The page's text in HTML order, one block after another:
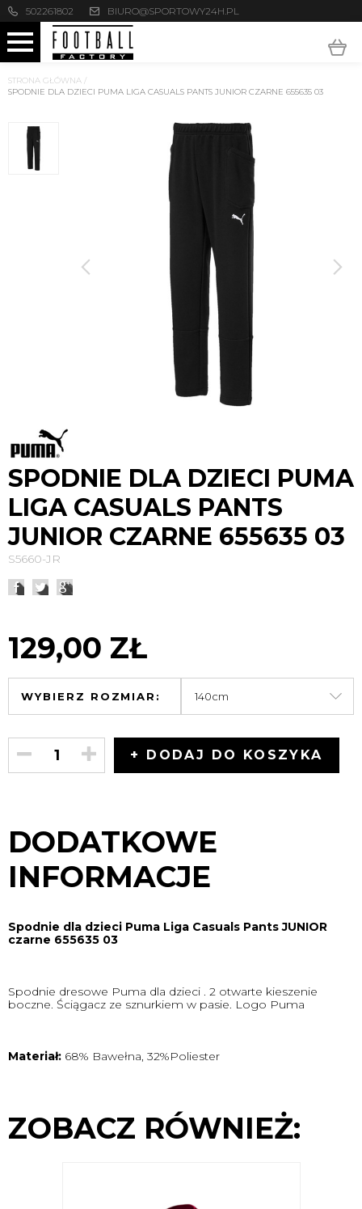
502261802 BIURO@SPORTOWY24H.PL
STRONA GŁÓWNA /
SPODNIE DLA DZIECI PUMA LIGA CASUALS PANTS JUNIOR CZARNE 655635 03
SPODNIE DLA DZIECI PUMA
LIGA CASUALS PANTS
JUNIOR CZARNE 655635 03
S5660-JR
129,00 ZŁ
WYBIERZ ROZMIAR:
+ DODAJ DO KOSZYKA
DODATKOWE
INFORMACJE
Spodnie dla dzieci Puma Liga Casuals Pants JUNIOR
czarne 655635 03
Spodnie dresowe Puma dla dzieci . 2 otwarte kieszenie
boczne. Ściągacz ze sznurkiem w pasie. Logo Puma
Materiał: 68% Bawełna, 32%Poliester
ZOBACZ RÓWNIEŻ: